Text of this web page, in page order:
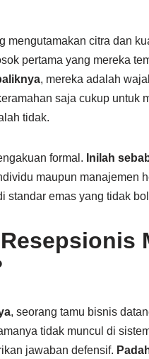
citra dan
pertama yang mereka
, mereka adalah
saja cukup untuk
tidak.
formal. Inilah
maupun manajemen
standar emas yang tidak
, seorang tamu bisnis
tidak muncul di
jawaban defensif.